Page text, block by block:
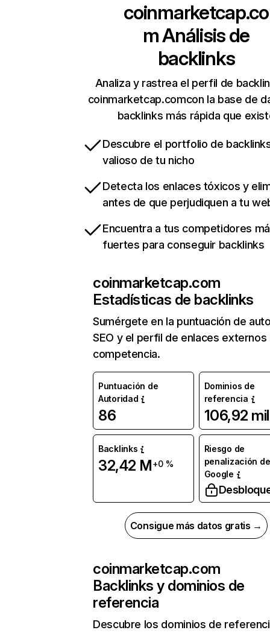
coinmarketcap.co
mAnálisis de
backlinks
Analiza y rastrea el perfil de
coinmarketcap.comcon la base de
backlinks más rápida que
Descubre el portfolio de
valioso de tu nicho
Detecta los enlaces tóxicos y
antes de que perjudiquen a tu
Encuentra a tus competidores
fuertes para conseguir backlinks
coinmarketcap.com
Estadísticas de backlinks
Sumérgete en la puntuación de
SEO y el perfil de enlaces externos
competencia.
Puntuación de
Autoridad
86
Dominios de
referencia
106,92 mil
Backlinks
32,42 M+0 %
Riesgo de
penalización de
Google
Consigue más datos gratis →
coinmarketcap.com
Backlinks y dominios de
referencia
Descubre los dominios de